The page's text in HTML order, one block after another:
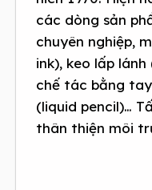
các dòng sản
chuyên nghiệp,
ink), keo lấp
chế tác bằng
(liquid pencil)…
thân thiện môi